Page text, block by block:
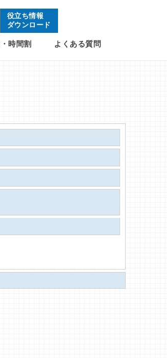
役立ち情報
ダウンロード
時間割 よくある質問